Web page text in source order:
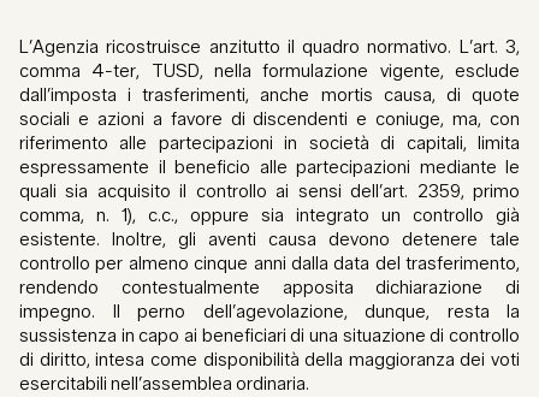
L’Agenzia ricostruisce anzitutto il quadro normativo. L’art. 3,
comma 4-ter, TUSD, nella formulazione vigente, esclude
dall’imposta i trasferimenti, anche mortis causa, di quote
sociali e azioni a favore di discendenti e coniuge, ma, con
riferimento alle partecipazioni in società di capitali, limita
espressamente il beneficio alle partecipazioni mediante le
quali sia acquisito il controllo ai sensi dell’art. 2359, primo
comma, n. 1), c.c., oppure sia integrato un controllo già
esistente. Inoltre, gli aventi causa devono detenere tale
controllo per almeno cinque anni dalla data del trasferimento,
rendendo contestualmente apposita dichiarazione di
impegno. Il perno dell’agevolazione, dunque, resta la
sussistenza in capo ai beneficiari di una situazione di controllo
di diritto, intesa come disponibilità della maggioranza dei voti
esercitabili nell’assemblea ordinaria.